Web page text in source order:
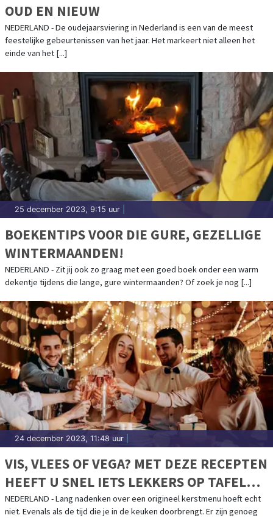
OUD EN NIEUW
NEDERLAND - De oudejaarsviering in Nederland is een van de meest
feestelijke gebeurtenissen van het jaar. Het markeert niet alleen het
einde van het [...]
25 december 2023, 9:15 uur
BOEKENTIPS VOOR DIE GURE, GEZELLIGE
WINTERMAANDEN!
NEDERLAND - Zit jij ook zo graag met een goed boek onder een warm
dekentje tijdens die lange, gure wintermaanden? Of zoek je nog [...]
24 december 2023, 11:48 uur
VIS, VLEES OF VEGA? MET DEZE RECEPTEN
HEEFT U SNEL IETS LEKKERS OP TAFEL
MET KERST
NEDERLAND - Lang nadenken over een origineel kerstmenu hoeft echt
niet. Evenals als de tijd die je in de keuken doorbrengt. Er zijn genoeg